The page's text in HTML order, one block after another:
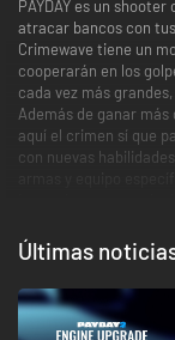
PAYDAY es un
atracar bancos con
Crimewave tiene un
cooperarán en los
cada vez más
Además de ganar
aquí el crimen sí que
con nuevas
impresionante
cada billete en el aire
definición.
Últimas